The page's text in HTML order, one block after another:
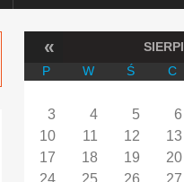
«
P W Ś C
3
4 5 6
10
11 12 13
17
18 19 20
24
25 26 27